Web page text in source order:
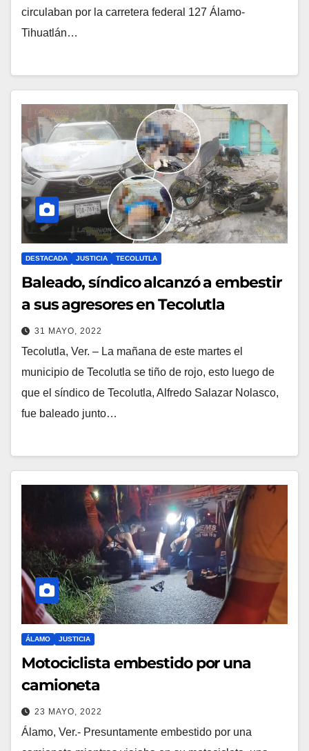
circulaban por la carretera federal 127 Álamo-
Tihuatlán…
DESTACADA JUSTICIA TECOLUTLA
Baleado, síndico alcanzó a embestir
a sus agresores en Tecolutla
31 MAYO, 2022
Tecolutla, Ver. – La mañana de este martes el
municipio de Tecolutla se tiño de rojo, esto luego de
que el síndico de Tecolutla, Alfredo Salazar Nolasco,
fue baleado junto…
ÁLAMO JUSTICIA
Motociclista embestido por una
camioneta
23 MAYO, 2022
Álamo, Ver.- Presuntamente embestido por una